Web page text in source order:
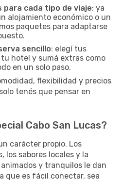
para cada tipo de viaje: ya
alojamiento económico o un
paquetes para adaptarse
sencillo: elegí tus
hotel y sumá extras como
en un solo paso.
flexibilidad y precios
tenés que pensar en
Cabo San Lucas?
carácter propio. Los
los sabores locales y la
y tranquilos le dan
que es fácil conectar, sea